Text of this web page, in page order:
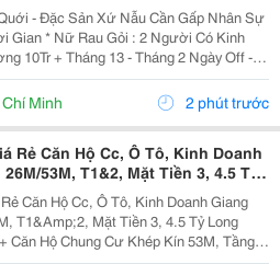
Sản Xứ Nẫu Cần Gấp Nhân Sự
Người Có Kinh
Sức Khỏe Tốt...
Minh 2 phút trước
Rẻ Căn Hộ Cc, Ô Tô, Kinh Doanh
53M, T1&2, Mặt Tiền 3, 4.5 Tỷ
Căn Hộ Cc, Ô Tô, Kinh Doanh Giang
T1&Amp;2, Mặt Tiền 3, 4.5 Tỷ Long
Căn Hộ Chung Cư Khép Kín 53M, Tầng 1
Chung Cư, Đất Sổ Đỏ Lâu Dài. + Kinh